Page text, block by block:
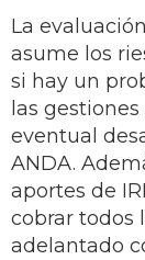
La
asume los
si hay un
las
eventual
ANDA.
aportes de
cobrar todos
adelantado